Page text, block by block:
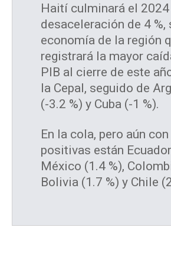
Haití culminará el 2024
desaceleración de 4 %,
economía de la región
registrará la mayor
PIB al cierre de este
la Cepal, seguido de
(-3.2 %) y Cuba (-1 %).
En la cola, pero aún
positivas están
México (1.4 %),
Bolivia (1.7 %) y Chile